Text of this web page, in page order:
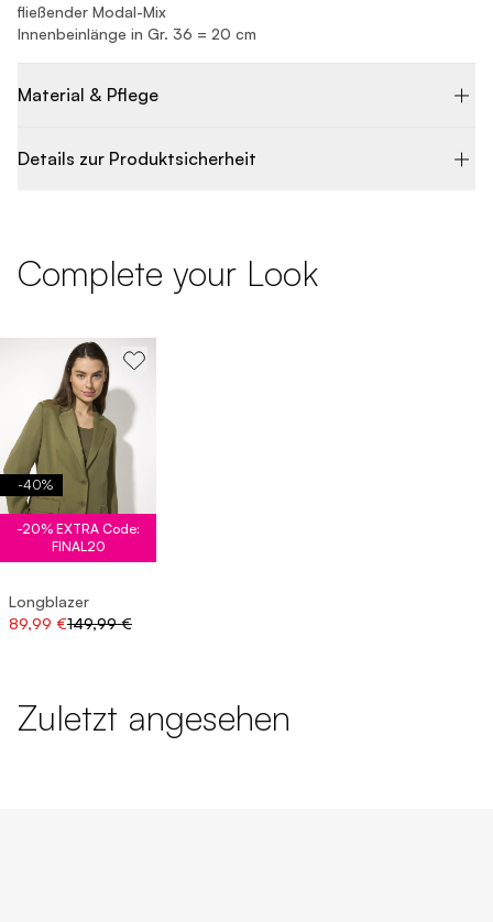
fließender Modal-Mix
Innenbeinlänge in Gr. 36 = 20 cm
Material & Pflege
Details zur Produktsicherheit
Complete your Look
-40%
-20% EXTRA Code:
FINAL20
Longblazer
89,99 €149,99 €
Zuletzt angesehen